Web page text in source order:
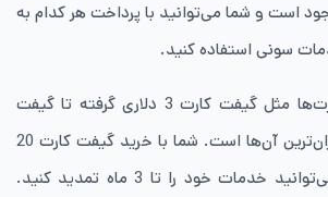
است و شما می‌توانید با پرداخت هر کدام به
سونی استفاده کنید.
از ارزان‌ترین گیفت کارت‌ها مثل گیفت کارت 3 دلاری گرفته تا گیفت
کارت 100 دلاری که گران‌ترین آن‌ها است. شما با خرید گیفت کارت 20
دلاری پلی استیشن می‌توانید خدمات خود را تا 3 ماه تمدید کنید.